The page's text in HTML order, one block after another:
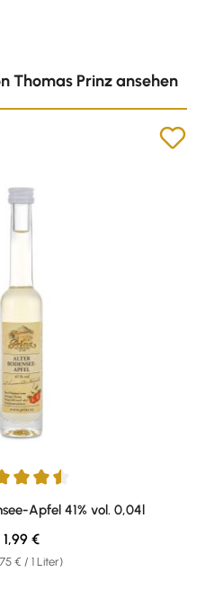
Thomas Prinz ansehen
von 4.43 von 5 Sternen
Apfel 41% vol. 0,04l
€ / 1 Liter)
Regulärer Preis:
1,99 €